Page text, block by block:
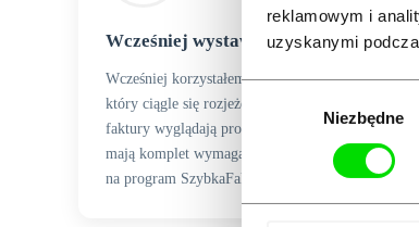
reklamowym i
uzyskanymi
Niezbędne
Wcześniej wystawiałem faktury w
Wcześniej korzystałem z darmowego szablonu w
który ciągle się rozjeżdżał przy wydruku. Teraz
faktury wyglądają profesjonalnie, są czytelne i
mają komplet wymaganych prawnie elementów.
na program SzybkaFaktura.pl to była świetna